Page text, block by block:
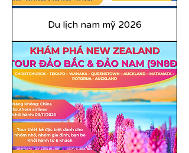
Du lịch nam mỹ 2026